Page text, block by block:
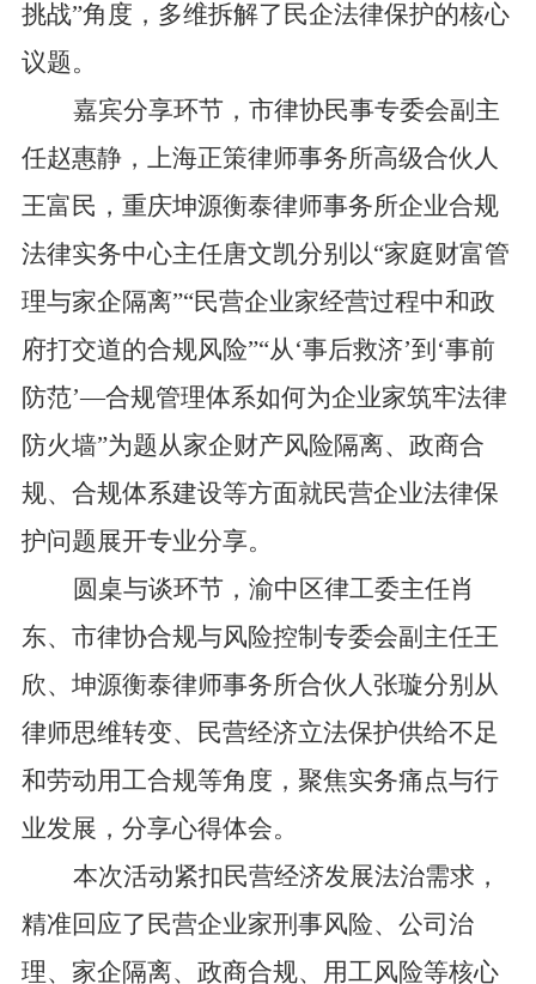
挑战”角度，多维拆解了 民企法律保护的核心
议题。
嘉宾分享环节，市律协民事专委会副主
任赵惠静，上海正策律师事务所高级合伙人
王富民， 重庆坤源衡泰律师事务所企业合规
法律实务中心主任唐文凯分别以“家庭财富管
理与家企隔离”“民营企业家经营过程中和政
府打交道的合规风险”“从 ‘事后救济’到 ‘事前
防范’—合规管理体系如何为企业家筑牢法律
防火墙”为题从家企财产风险隔离、政商合
规、合规体系建设等方面就民营企业法律保
护问题展开专业分享。
圆桌与谈环节，渝中区律工委主任肖
东、市律协合规与风险控制 专委会副主任王
欣、坤源衡泰律师事务所合伙人张璇分别从
律师思维转变、民营经济立法保护供给不足
和劳动用工合规等角度，聚焦实务痛点与行
业发展，分享心得体会。
本次活动紧扣民营经济发展法治需求，
精准回应了 民营企业家刑事风险、公司治
理、家企隔离、政商合规、用工风险等核心